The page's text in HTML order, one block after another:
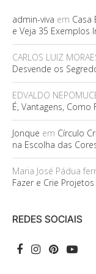
admin-viva em Casa
e Veja 35 Exemplos
CARLOS LUIZ
Desvende os
EDVALDO
É, Vantagens,
Jonque em Círculo
na Escolha das
Maria José Pádua
Fazer e Crie Projetos
REDES SOCIAIS